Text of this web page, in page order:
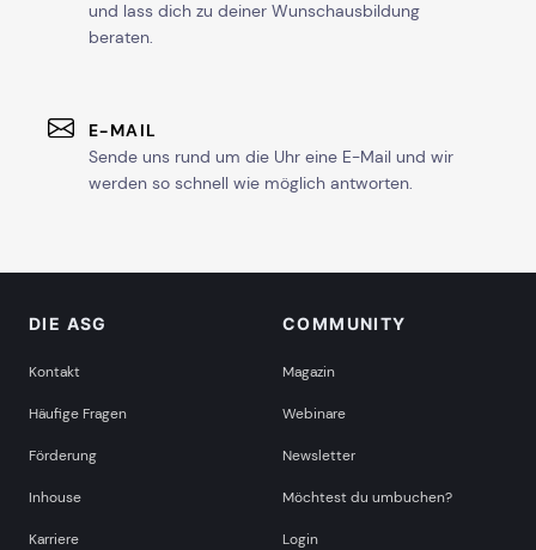
und lass dich zu deiner Wunschausbildung
beraten.
E-MAIL
Sende uns rund um die Uhr eine E-Mail und wir
werden so schnell wie möglich antworten.
DIE ASG
Kontakt
Häufige Fragen
Förderung
Inhouse
Karriere
COMMUNITY
Magazin
Webinare
Newsletter
Möchtest du umbuchen?
Login